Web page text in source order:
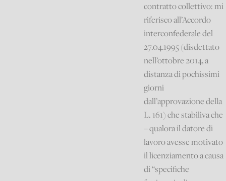
contratto collettivo: mi
riferisco all’Accordo
interconfederale del
27.04.1995 (disdettato
nell’ottobre 2014, a
distanza di pochissimi
giorni
dall’approvazione della
L. 161) che stabiliva che
– qualora il datore di
lavoro avesse motivato
il licenziamento a causa
di “specifiche